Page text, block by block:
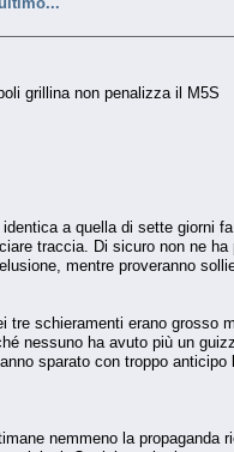
grillina non penalizza il M5S
a quella di sette giorni
traccia. Di sicuro non ne
mentre proveranno
schieramenti erano grosso
nessuno ha avuto più un
sparato con troppo
nemmeno la propaganda